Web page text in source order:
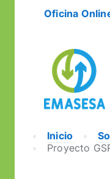
Oficina
Inicio
Proyecto